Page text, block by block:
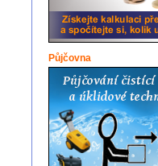
Půjčovna